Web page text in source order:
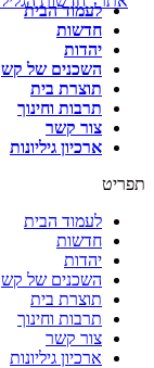
לעמוד הבית
חדשות
יהדות
השכנים של קש
תוצרת בית
תרבות וחינוך
צור קשר
ארכיון גיליונות
תפריט
לעמוד הבית
חדשות
יהדות
השכנים של קש
תוצרת בית
תרבות וחינוך
צור קשר
ארכיון גיליונות